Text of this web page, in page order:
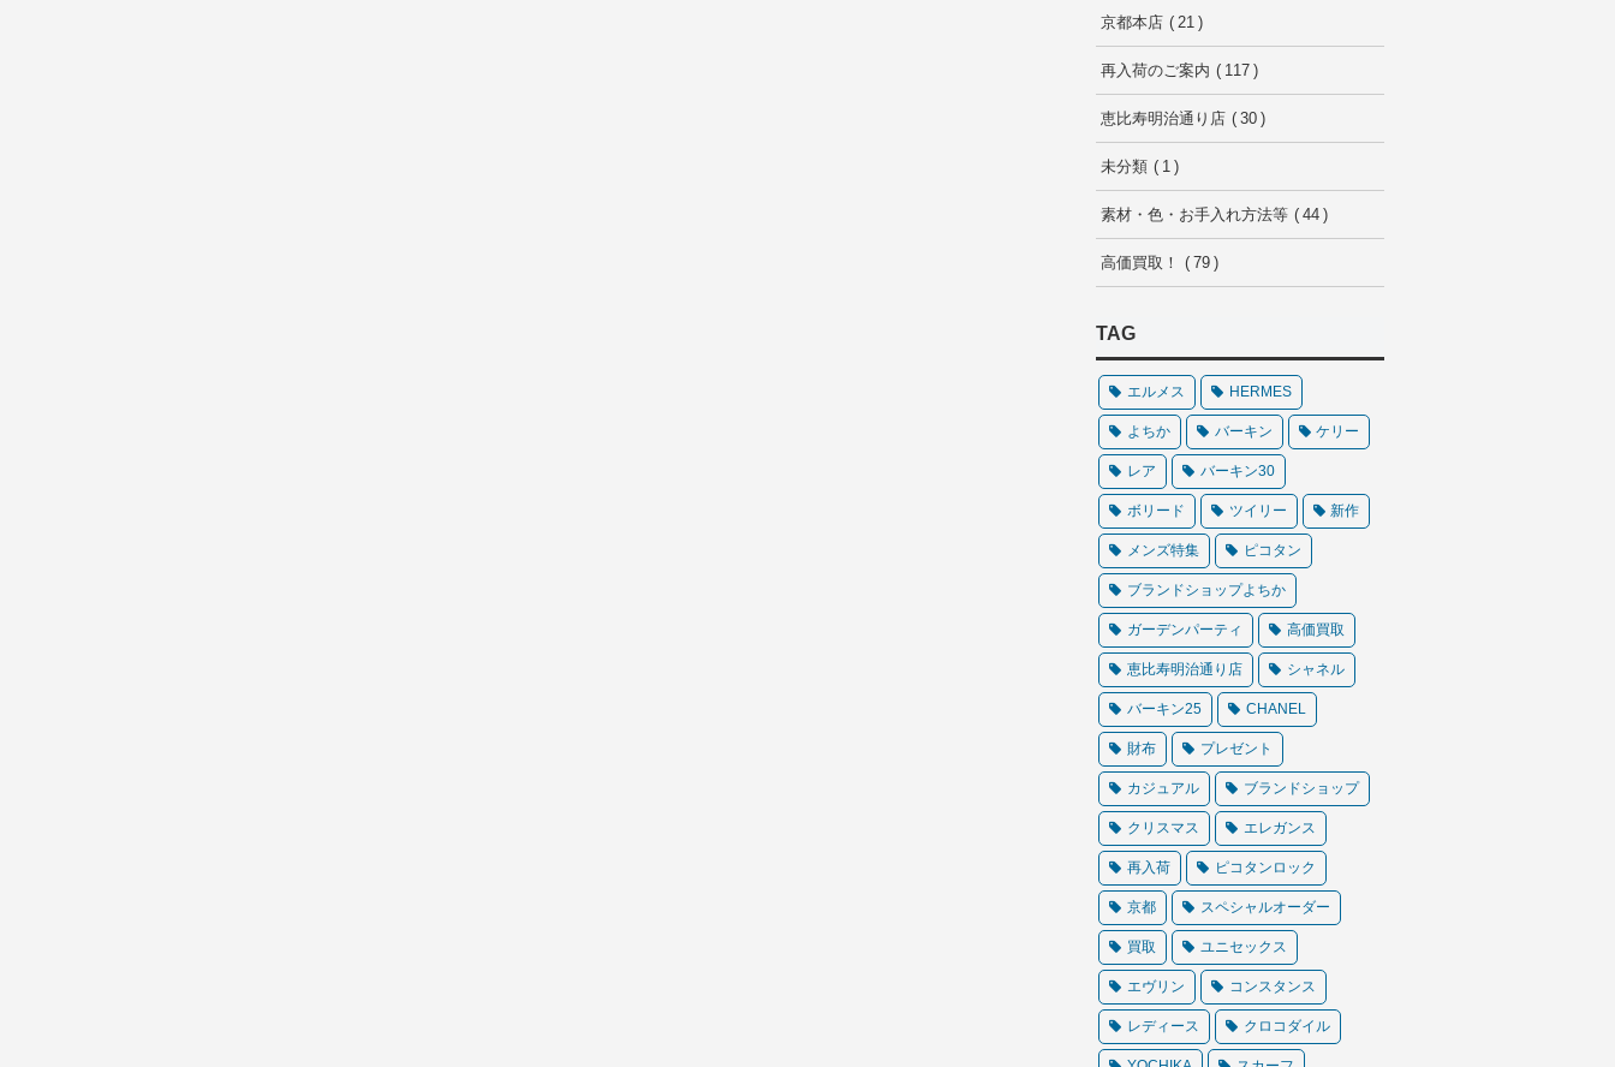
京都本店 21
再入荷のご案内 117
恵比寿明治通り店 30
未分類 1
素材・色・お手入れ方法等 44
高価買取！ 79
TAG
エルメス HERMES
よちか バーキン ケリー
レア バーキン30
ボリード ツイリー 新作
メンズ特集 ピコタン
ブランドショップよちか
ガーデンパーティ 高価買取
恵比寿明治通り店 シャネル
バーキン25 CHANEL
財布 プレゼント
カジュアル ブランドショップ
クリスマス エレガンス
再入荷 ピコタンロック
京都 スペシャルオーダー
買取 ユニセックス
エヴリン コンスタンス
レディース クロコダイル